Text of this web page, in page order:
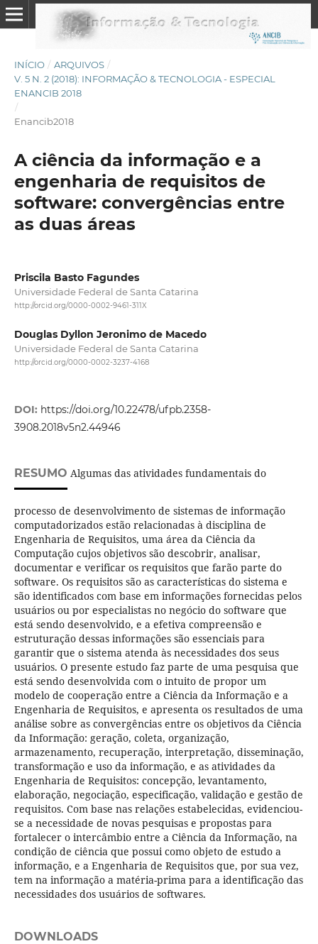
INÍCIO / ARQUIVOS /
V. 5 N. 2 (2018): INFORMAÇÃO & TECNOLOGIA - ESPECIAL
ENANCIB 2018
/
Enancib2018
A ciência da informação e a
engenharia de requisitos de
software: convergências entre
as duas áreas
Priscila Basto Fagundes
Universidade Federal de Santa Catarina
http://orcid.org/0000-0002-9461-311X
Douglas Dyllon Jeronimo de Macedo
Universidade Federal de Santa Catarina
http://orcid.org/0000-0002-3237-4168
DOI: https://doi.org/10.22478/ufpb.2358-
3908.2018v5n2.44946
RESUMO Algumas das atividades fundamentais do
processo de desenvolvimento de sistemas de informação
computadorizados estão relacionadas à disciplina de
Engenharia de Requisitos, uma área da Ciência da
Computação cujos objetivos são descobrir, analisar,
documentar e verificar os requisitos que farão parte do
software. Os requisitos são as características do sistema e
são identificados com base em informações fornecidas pelos
usuários ou por especialistas no negócio do software que
está sendo desenvolvido, e a efetiva compreensão e
estruturação dessas informações são essenciais para
garantir que o sistema atenda às necessidades dos seus
usuários. O presente estudo faz parte de uma pesquisa que
está sendo desenvolvida com o intuito de propor um
modelo de cooperação entre a Ciência da Informação e a
Engenharia de Requisitos, e apresenta os resultados de uma
análise sobre as convergências entre os objetivos da Ciência
da Informação: geração, coleta, organização,
armazenamento, recuperação, interpretação, disseminação,
transformação e uso da informação, e as atividades da
Engenharia de Requisitos: concepção, levantamento,
elaboração, negociação, especificação, validação e gestão de
requisitos. Com base nas relações estabelecidas, evidenciou-
se a necessidade de novas pesquisas e propostas para
fortalecer o intercâmbio entre a Ciência da Informação, na
condição de ciência que possui como objeto de estudo a
informação, e a Engenharia de Requisitos que, por sua vez,
tem na informação a matéria-prima para a identificação das
necessidades dos usuários de softwares.
DOWNLOADS